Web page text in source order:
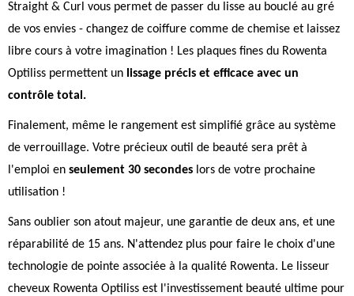
Straight & Curl vous permet de passer du lisse au bouclé au gré
de vos envies - changez de coiffure comme de chemise et laissez
libre cours à votre imagination ! Les plaques fines du Rowenta
Optiliss permettent un lissage précis et efficace avec un
contrôle total.
Finalement, même le rangement est simplifié grâce au système
de verrouillage. Votre précieux outil de beauté sera prêt à
l'emploi en seulement 30 secondes lors de votre prochaine
utilisation !
Sans oublier son atout majeur, une garantie de deux ans, et une
réparabilité de 15 ans. N'attendez plus pour faire le choix d'une
technologie de pointe associée à la qualité Rowenta. Le lisseur
cheveux Rowenta Optiliss est l'investissement beauté ultime pour